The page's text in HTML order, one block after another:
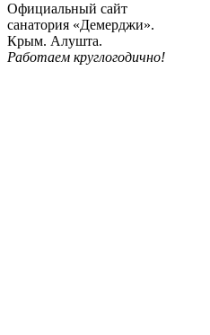
Официальный сайт
санатория «Демерджи».
Крым. Алушта.
Работаем круглогодично!